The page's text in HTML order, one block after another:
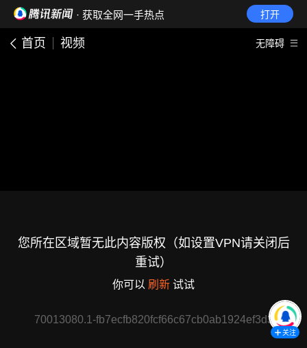
· 获取全网一手热点 打开
首页 视频 无障碍
您所在区域暂无此内容版权（如设置VPN请关闭后
重试）
你可以 刷新 试试
70013080.1-fb7ecfb820fcf66c67cb0ab1924ef3d3
关注